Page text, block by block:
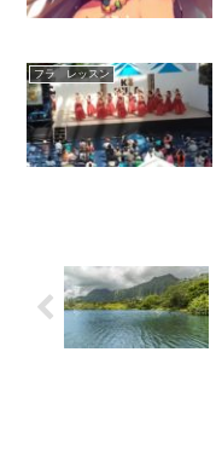
フラ レッスン